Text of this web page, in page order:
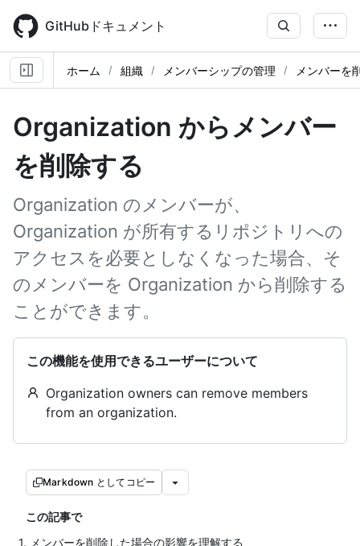
main
content
GitHubドキュメント
ホーム 組織 メンバーシップの管理 メンバーを
Organization からメンバー
を削除する
Organization のメンバーが、
Organization が所有するリポジトリへの
アクセスを必要としなくなった場合、そ
のメンバーを Organization から削除する
ことができます。
この機能を使用できるユーザーについて
Organization owners can remove members
from an organization.
Markdown としてコピー
この記事で
1. メンバーを削除した場合の影響を理解する